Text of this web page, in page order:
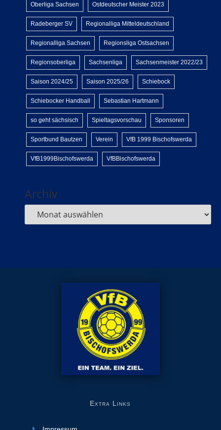
Oberliga Sachsen Ostdeutscher Meister 2023
Radeberger SV Regionalliga Mitteldeutschland
Regionalliga Sachsen Regionsliga Ostsachsen
Regionsoberliga Sachsenliga Sachsenmeister 2022/23
Saison 2024/25 Saison 2025/26 Schiebock
Schiebocker Handball Sebastian Hartmann
so geht sächsisch Spieltagsvorschau Sponsoren
Sportbund Bautzen Verein VfB 1999 Bischofswerda
VfB1999Bischofswerda VfBBischofswerda
Archiv
Extra Links